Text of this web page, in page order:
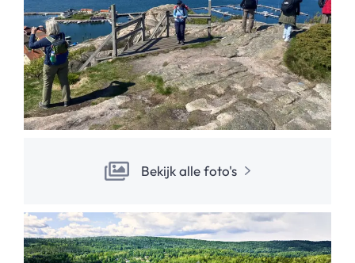
Bekijk alle foto's